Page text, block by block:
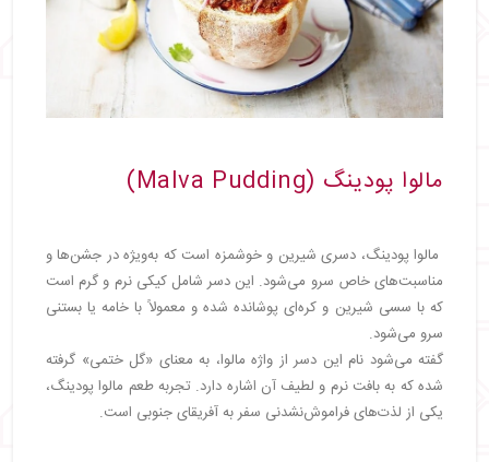
مالوا پودینگ (Malva Pudding)
مالوا پودینگ، دسری شیرین و خوشمزه است که به‌ویژه در جشن‌ها و
مناسبت‌های خاص سرو می‌شود. این دسر شامل کیکی نرم و گرم است
که با سسی شیرین و کره‌ای پوشانده شده و معمولاً با خامه یا بستنی
سرو می‌شود.
گفته می‌شود نام این دسر از واژه مالوا، به معنای «گل ختمی» گرفته
شده که به بافت نرم و لطیف آن اشاره دارد. تجربه طعم مالوا پودینگ،
یکی از لذت‌های فراموش‌نشدنی سفر به آفریقای جنوبی است.